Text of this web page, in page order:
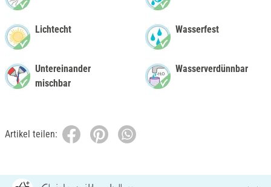
Lichtecht
Untereinander
mischbar
Wasserfest
Wasserverdünnbar
Artikel teilen: